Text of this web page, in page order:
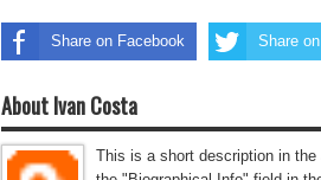
Share on Facebook Share
About Ivan Costa
This is a short description in